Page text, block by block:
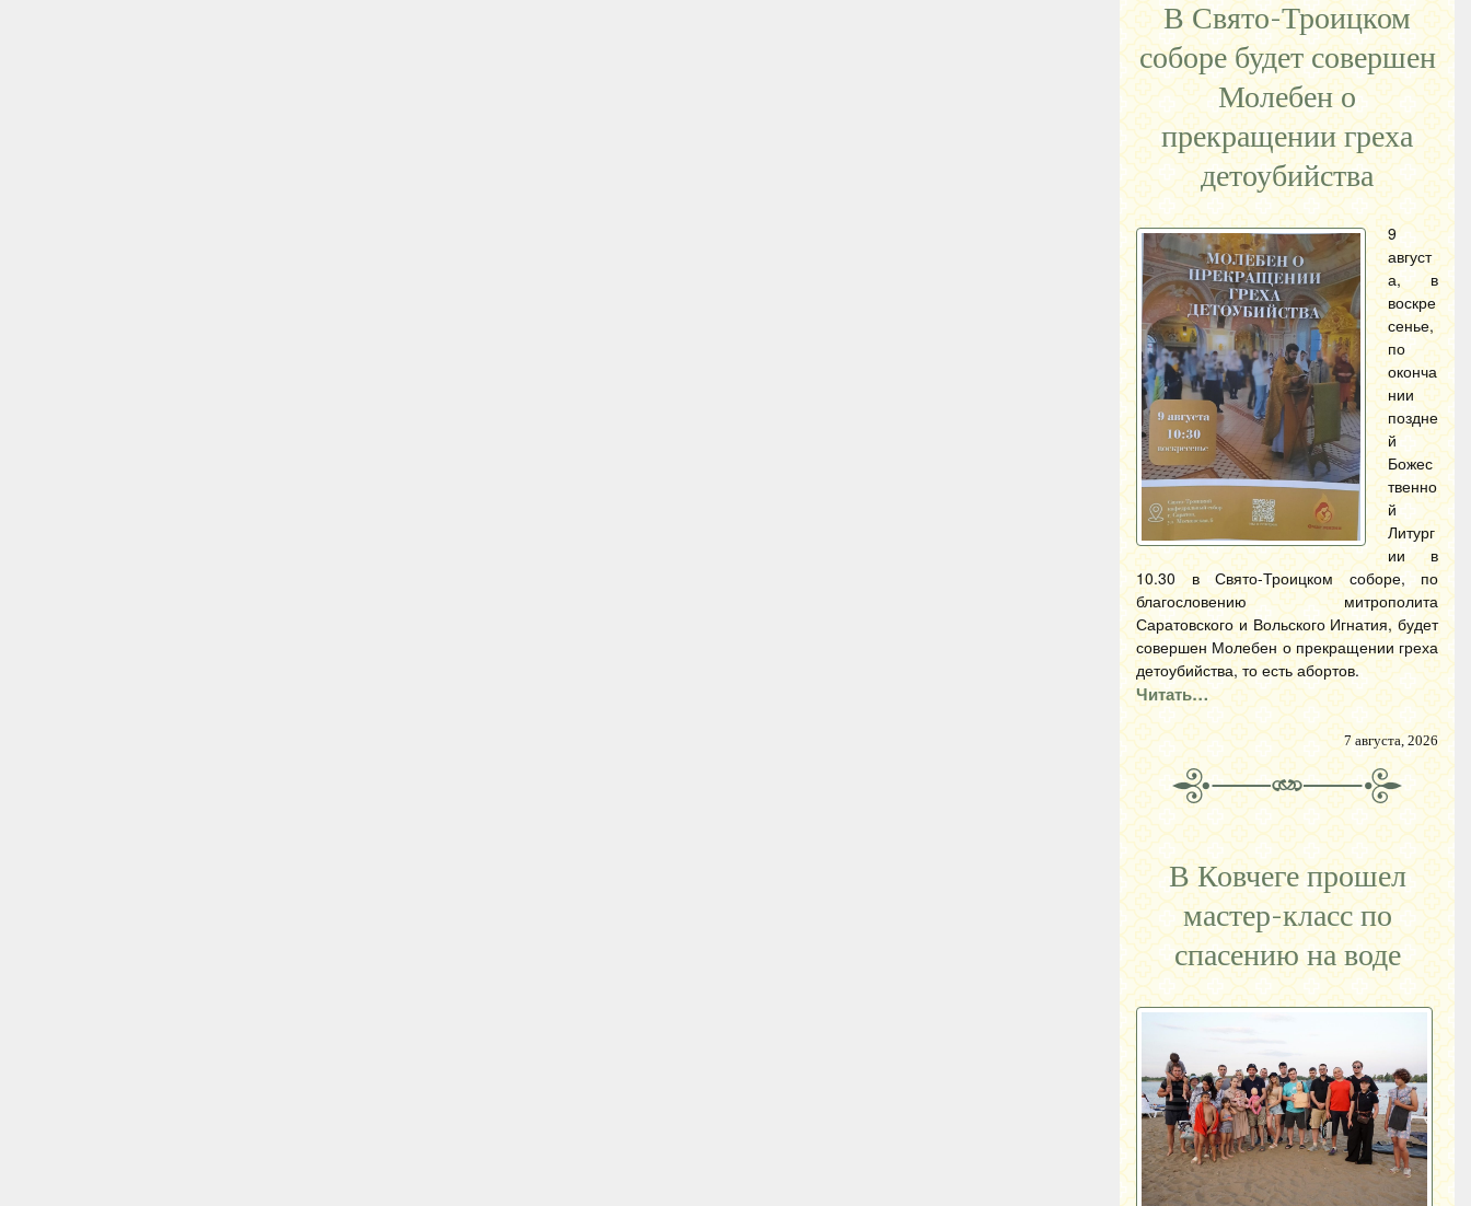
В Свято-Троицком
соборе будет совершен
Молебен о
прекращении греха
детоубийства
9
август
а, в
воскре
сенье,
по
оконча
нии
поздне
й
Божес
твенно
й
Литург
ии в
10.30 в Свято-Троицком соборе, по
благословению митрополита
Саратовского и Вольского Игнатия, будет
совершен Молебен о прекращении греха
детоубийства, то есть абортов.
Читать…
7 августа, 2026
В Ковчеге прошел
мастер-класс по
спасению на воде